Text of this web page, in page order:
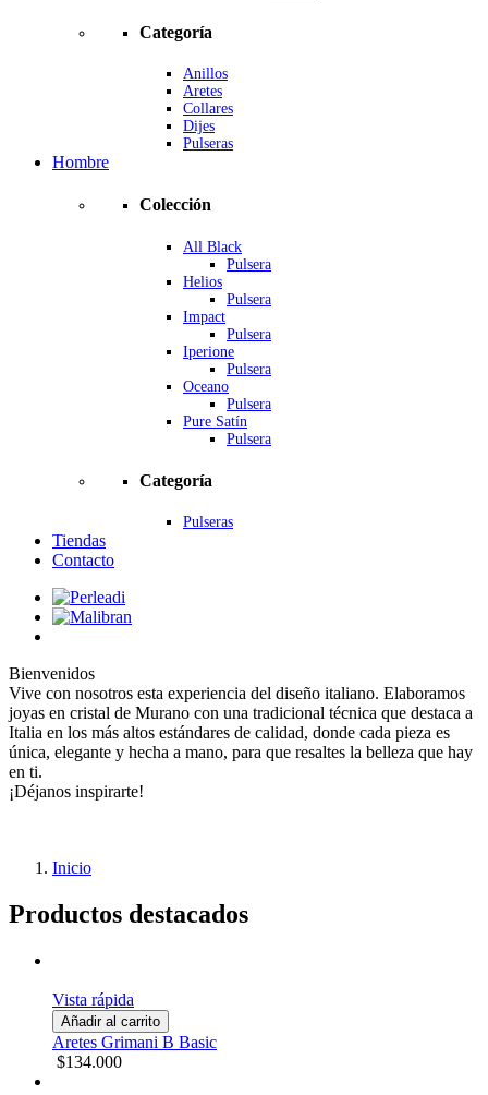
Categoría
Anillos
Aretes
Collares
Dijes
Pulseras
Hombre
Colección
All Black
Pulsera
Helios
Pulsera
Impact
Pulsera
Iperione
Pulsera
Oceano
Pulsera
Pure Satín
Pulsera
Categoría
Pulseras
Tiendas
Contacto
Bienvenidos
Vive con nosotros esta experiencia del diseño italiano. Elaboramos
joyas en cristal de Murano con una tradicional técnica que destaca a
Italia en los más altos estándares de calidad, donde cada pieza es
única, elegante y hecha a mano, para que resaltes la belleza que hay
en ti.
¡Déjanos inspirarte!
Inicio
Productos destacados
Vista rápida
Añadir al carrito
Aretes Grimani B Basic
$134.000